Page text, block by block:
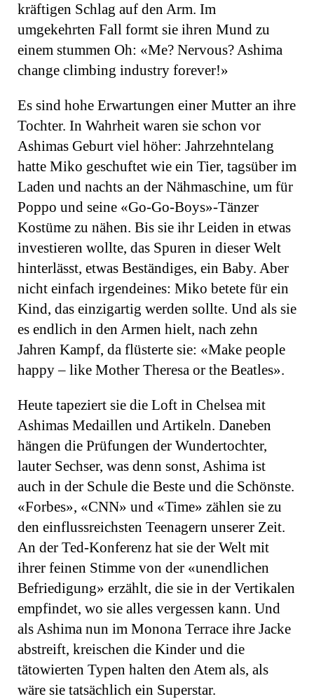
kräftigen Schlag auf den Arm. Im
umgekehrten Fall formt sie ihren Mund zu
einem stummen Oh: «Me? Nervous? Ashima
change climbing industry forever!»
Es sind hohe Erwartungen einer Mutter an ihre
Tochter. In Wahrheit waren sie schon vor
Ashimas Geburt viel höher: Jahrzehntelang
hatte Miko geschuftet wie ein Tier, tagsüber im
Laden und nachts an der Nähmaschine, um für
Poppo und seine «Go-Go-Boys»-Tänzer
Kostüme zu nähen. Bis sie ihr Leiden in etwas
investieren wollte, das Spuren in dieser Welt
hinterlässt, etwas Beständiges, ein Baby. Aber
nicht einfach irgendeines: Miko betete für ein
Kind, das einzigartig werden sollte. Und als sie
es endlich in den Armen hielt, nach zehn
Jahren Kampf, da flüsterte sie: «Make people
happy – like Mother Theresa or the Beatles».
Heute tapeziert sie die Loft in Chelsea mit
Ashimas Medaillen und Artikeln. Daneben
hängen die Prüfungen der Wundertochter,
lauter Sechser, was denn sonst, Ashima ist
auch in der Schule die Beste und die Schönste.
«Forbes», «CNN» und «Time» zählen sie zu
den einflussreichsten Teenagern unserer Zeit.
An der Ted-Konferenz hat sie der Welt mit
ihrer feinen Stimme von der «unendlichen
Befriedigung» erzählt, die sie in der Vertikalen
empfindet, wo sie alles vergessen kann. Und
als Ashima nun im Monona Terrace ihre Jacke
abstreift, kreischen die Kinder und die
tätowierten Typen halten den Atem als, als
wäre sie tatsächlich ein Superstar.